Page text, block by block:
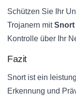
Schützen Sie Ihr
Trojanern mitSnort
Kontrolle über Ihr
Fazit
Snort ist ein
Erkennung und